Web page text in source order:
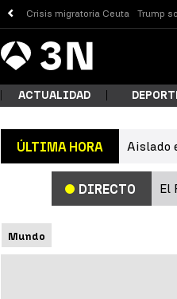
Crisis migratoria Ceuta Trump
Antena
3 Noticias
ACTUALIDAD
ÚLTIMA HORA Aislado
DIRECTO El
Mundo